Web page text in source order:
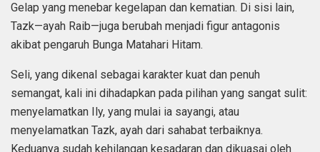
Gelap yang menebar kegelapan dan kematian. Di sisi lain,
Tazk—ayah Raib—juga berubah menjadi figur antagonis
akibat pengaruh Bunga Matahari Hitam.
Seli, yang dikenal sebagai karakter kuat dan penuh
semangat, kali ini dihadapkan pada pilihan yang sangat sulit:
menyelamatkan Ily, yang mulai ia sayangi, atau
menyelamatkan Tazk, ayah dari sahabat terbaiknya.
Keduanya sudah kehilangan kesadaran dan dikuasai oleh